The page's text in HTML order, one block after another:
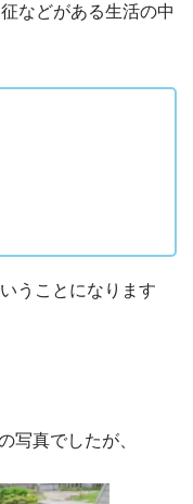
などがある生活の中
うことになります
写真でしたが、